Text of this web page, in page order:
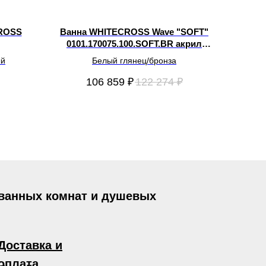
Ванна WHITECROSS Wave "SOFT"
0101.170075.100.SOFT.BR акрил
170х75
Белый глянец/бронза
106 859 ₽122 274 ₽
и
ванных комнат и душевых